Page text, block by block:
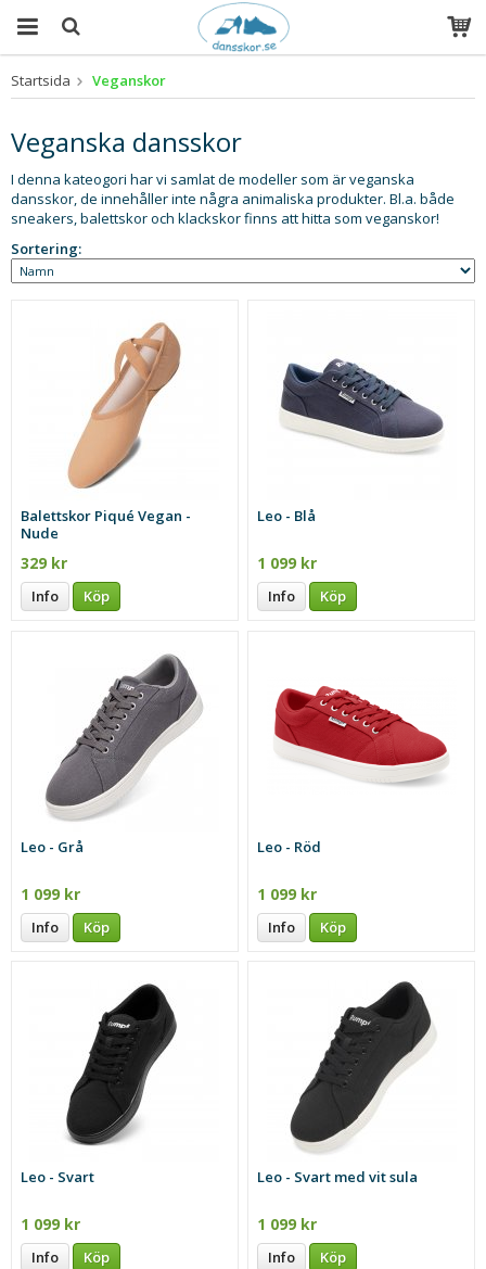
Produkten har blivit tillagd i varukorgen
Startsida Veganskor
Veganska dansskor
I denna kateogori har vi samlat de modeller som är veganska
dansskor, de innehåller inte några animaliska produkter. Bl.a. både
sneakers, balettskor och klackskor finns att hitta som veganskor!
Sortering:
Balettskor Piqué Vegan -
Nude
329 kr
Info Köp
Leo - Blå
1 099 kr
Info Köp
Leo - Grå
1 099 kr
Info Köp
Leo - Röd
1 099 kr
Info Köp
Leo - Svart
1 099 kr
Info Köp
Leo - Svart med vit sula
1 099 kr
Info Köp